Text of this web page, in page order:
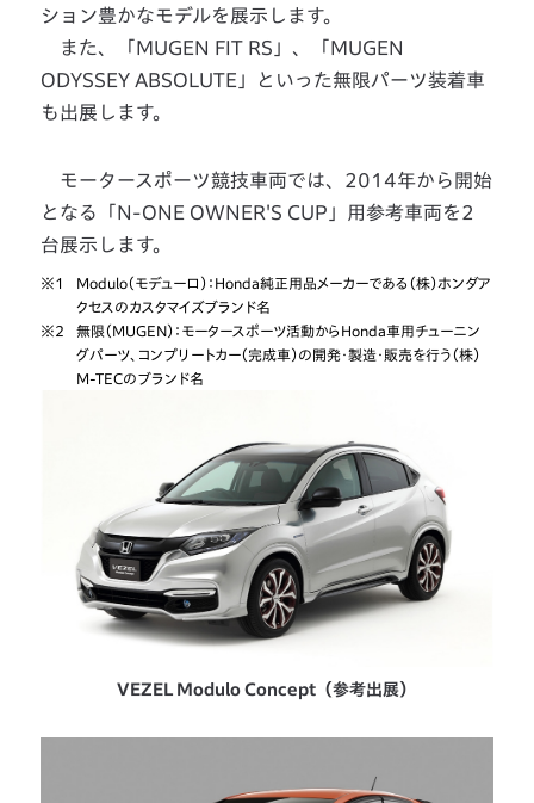
ション豊かなモデルを展示します。
また、「MUGEN FIT RS」、「MUGEN
ODYSSEY ABSOLUTE」といった無限パーツ装着車
も出展します。
モータースポーツ競技車両では、2014年から開始
となる「N-ONE OWNER'S CUP」用参考車両を2
台展示します。
※1
Modulo（モデューロ）：Honda純正用品メーカーである（株）ホンダア
クセスのカスタマイズブランド名
※2
無限（MUGEN）：モータースポーツ活動からHonda車用チューニン
グパーツ、コンプリートカー（完成車）の開発・製造・販売を行う（株）
M-TECのブランド名
VEZEL Modulo Concept（参考出展）